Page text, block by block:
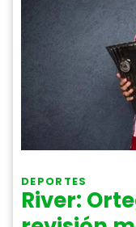
DEPORTES
River: